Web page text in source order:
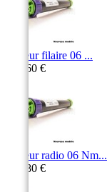
Moteur filaire 06 ...
295,60 €
Moteur radio 06 Nm...
359,80 €